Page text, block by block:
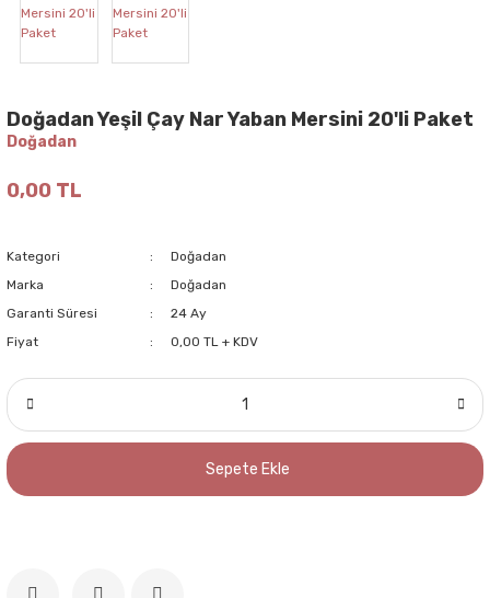
Doğadan Yeşil Çay Nar Yaban Mersini 20'li Paket
Doğadan
0,00 TL
Kategori
Doğadan
Marka
Doğadan
Garanti Süresi
24 Ay
Fiyat
0,00 TL + KDV
Sepete Ekle